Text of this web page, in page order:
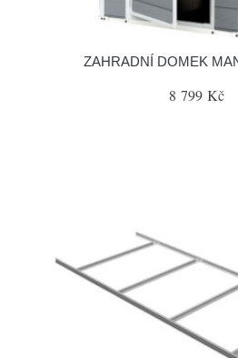
ZAHRADNÍ DOMEK
8 799 Kč